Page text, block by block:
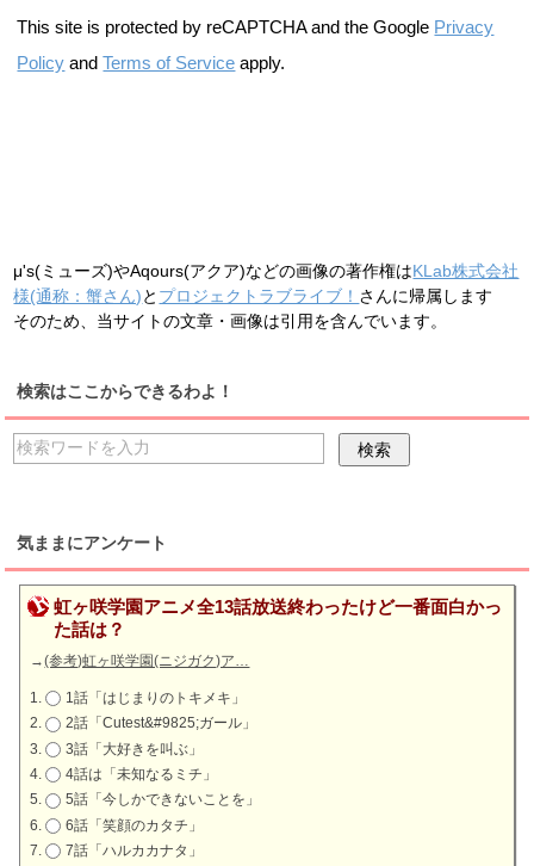
This site is protected by reCAPTCHA and the Google Privacy
Policy andTerms of Service apply.
μ's(ミューズ)やAqours(アクア)などの画像の著作権はKLab株式会社
様(通称：蟹さん)と プロジェクトラブライブ！ さんに帰属します
そのため、当サイトの文章・画像は引用を含んでいます。
検索はここからできるわよ！
気ままにアンケート
虹ヶ咲学園アニメ全13話放送終わったけど一番面白かっ
た話は？
→(参考)虹ヶ咲学園(ニジガク)ア…
1話「はじまりのトキメキ」
2話「Cutest&#9825;ガール」
3話「大好きを叫ぶ」
4話は「未知なるミチ」
5話「今しかできないことを」
6話「笑顔のカタチ」
7話「ハルカカナタ」